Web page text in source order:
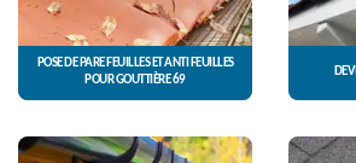
POSE DE PARE FEUILLES ET ANTI FEUILLES
POUR GOUTTIÈRE 69